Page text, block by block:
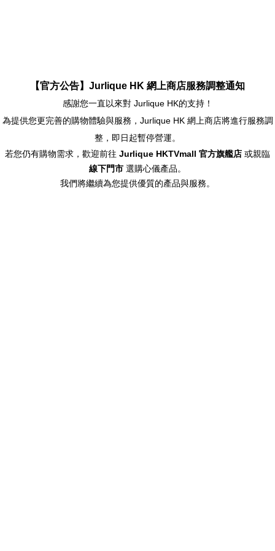
【官方公告】Jurlique HK 網上商店服務調整通知
感謝您一直以來對 Jurlique HK的支持！
為提供您更完善的購物體驗與服務，Jurlique HK 網上商店將進行服務調
整，即日起暫停營運。
若您仍有購物需求，歡迎前往 Jurlique HKTVmall 官方旗艦店 或親臨
線下門市 選購心儀產品。
我們將繼續為您提供優質的產品與服務。